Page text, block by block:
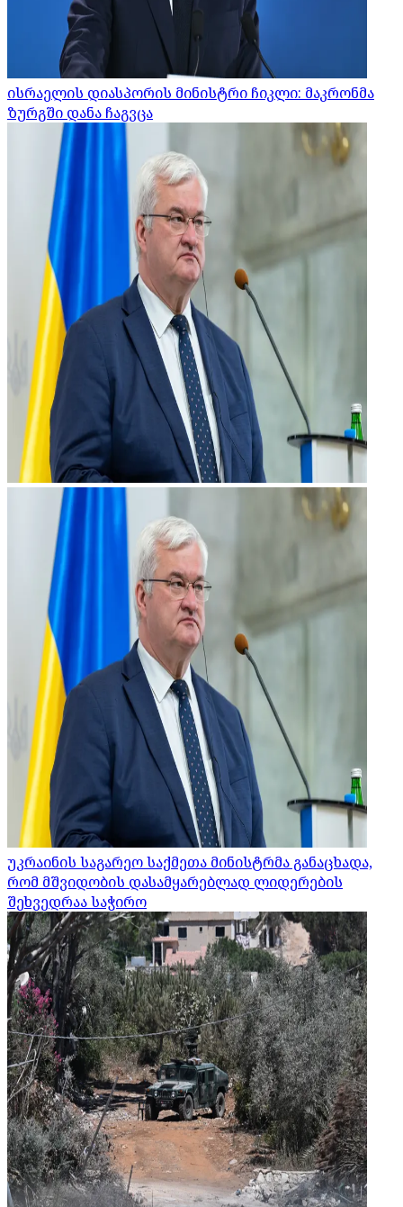
ისრაელის დიასპორის მინისტრი ჩიკლი: მაკრონმა
ზურგში დანა ჩაგვცა
უკრაინის საგარეო საქმეთა მინისტრმა განაცხადა,
რომ მშვიდობის დასამყარებლად ლიდერების
შეხვედრაა საჭირო